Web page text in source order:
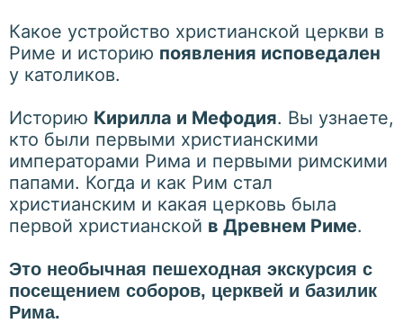
Какое устройство христианской церкви в
Риме и историю появления исповедален
у католиков.
Историю Кирилла и Мефодия. Вы узнаете,
кто были первыми христианскими
императорами Рима и первыми римскими
папами. Когда и как Рим стал
христианским и какая церковь была
первой христианской в Древнем Риме.
Это необычная пешеходная экскурсия с
посещением соборов, церквей и базилик
Рима.